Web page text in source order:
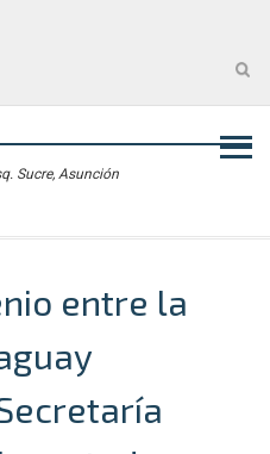
Sucre, Asunción
entre la